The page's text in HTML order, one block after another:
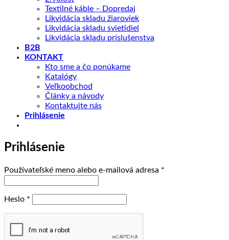
Textilné káble – Dopredaj
Likvidácia skladu žiaroviek
Likvidácia skladu svietidiel
Likvidácia skladu príslušenstva
B2B
KONTAKT
Kto sme a čo ponúkame
Katalógy
Veľkoobchod
Články a návody
Kontaktujte nás
Prihlásenie
Prihlásenie
Používateľské meno alebo e-mailová adresa *
Heslo *